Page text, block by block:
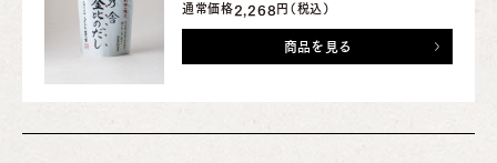
通常価格2,268 円（税込）
商品を見る